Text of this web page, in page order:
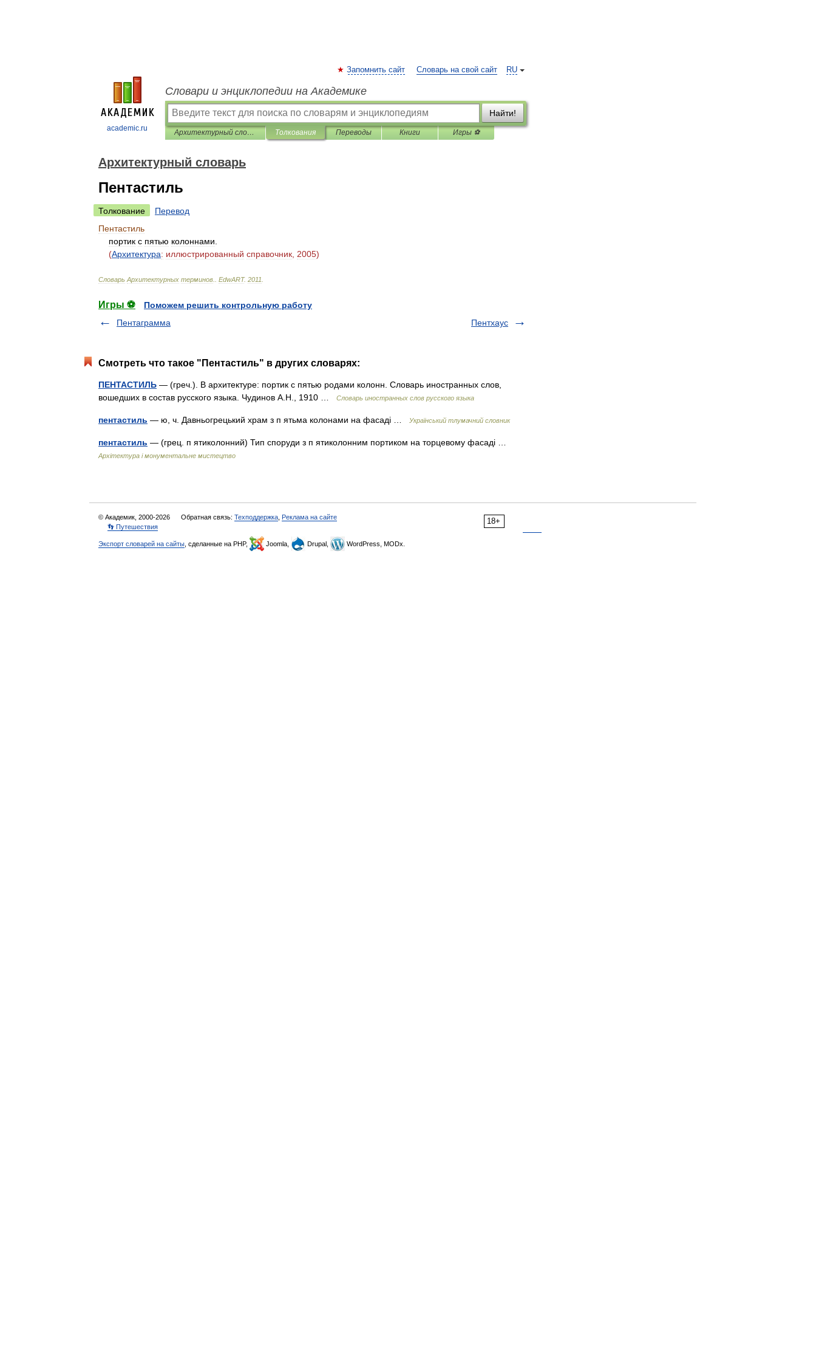
academic.ru
RU
Запомнить сайт Словарь на свой сайт
Словари и энциклопедии на Академике
Найти!
Архитектурный словарь Толкования Переводы Книги Игры ⚽
Архитектурный словарь
Пентастиль
Толкование
Перевод
Пентастиль
портик с пятью колоннами
(Архитектура: иллюстрированный справочник 2005)
Словарь Архитектурных терминов EdwART. 2011
Игры ⚽
Поможем решить контрольную работу
Пентаграмма
Пентхаус
Смотреть что такое "Пентастиль" в других словарях:
ПЕНТАСТИЛЬ — (греч.). В архитектуре: портик с пятью родами колонн. Словарь иностранных слов,
вошедших в состав русского языка. Чудинов А.Н., 1910 …
Словарь иностранных слов русского языка
пентастиль — ю, ч. Давньогрецький храм з п ятьма колонами на фасаді … Український тлумачний словник
пентастиль — (грец. п ятиколонний) Тип споруди з п ятиколонним портиком на торцевому фасаді …
Архітектура і монументальне мистецтво
18+
© Академик, 2000-2026 Обратная связь: Техподдержка Реклама на сайте
👣 Путешествия
Экспорт словарей на сайты , сделанные на PHP, Joomla, Drupal, WordPress, MODx.